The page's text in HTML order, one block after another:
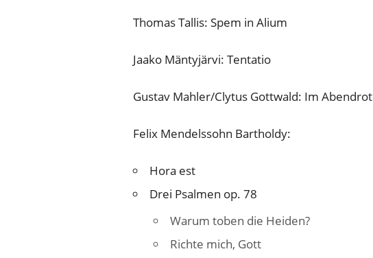
Thomas Tallis: Spem in Alium
Jaako Mäntyjärvi: Tentatio
Gustav Mahler/Clytus Gottwald: Im Abendrot
Felix Mendelssohn Bartholdy:
Hora est
Drei Psalmen op. 78
Warum toben die Heiden?
Richte mich, Gott